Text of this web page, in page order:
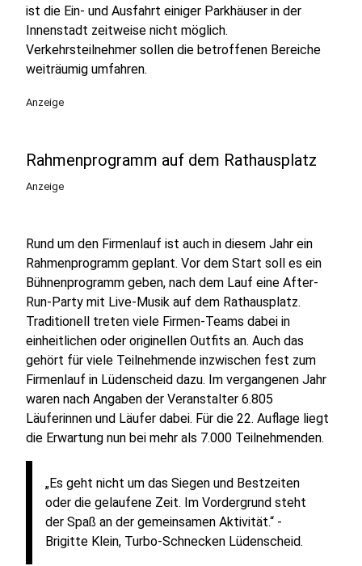
ist die Ein- und Ausfahrt einiger Parkhäuser in der
Innenstadt zeitweise nicht möglich.
Verkehrsteilnehmer sollen die betroffenen Bereiche
weiträumig umfahren.
Anzeige
Rahmenprogramm auf dem Rathausplatz
Anzeige
Rund um den Firmenlauf ist auch in diesem Jahr ein
Rahmenprogramm geplant. Vor dem Start soll es ein
Bühnenprogramm geben, nach dem Lauf eine After-
Run-Party mit Live-Musik auf dem Rathausplatz.
Traditionell treten viele Firmen-Teams dabei in
einheitlichen oder originellen Outfits an. Auch das
gehört für viele Teilnehmende inzwischen fest zum
Firmenlauf in Lüdenscheid dazu. Im vergangenen Jahr
waren nach Angaben der Veranstalter 6.805
Läuferinnen und Läufer dabei. Für die 22. Auflage liegt
die Erwartung nun bei mehr als 7.000 Teilnehmenden.
„Es geht nicht um das Siegen und Bestzeiten
oder die gelaufene Zeit. Im Vordergrund steht
der Spaß an der gemeinsamen Aktivität.“ -
Brigitte Klein, Turbo-Schnecken Lüdenscheid.